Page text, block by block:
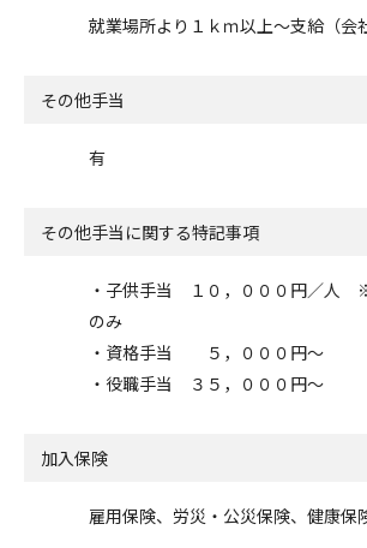
就業場所より１ｋｍ以上～支給（会
その他手当
有
その他手当に関する特記事項
・子供手当 １０，０００円／人
のみ
・資格手当 ５，０００円～
・役職手当 ３５，０００円～
加入保険
雇用保険、労災・公災保険、健康保